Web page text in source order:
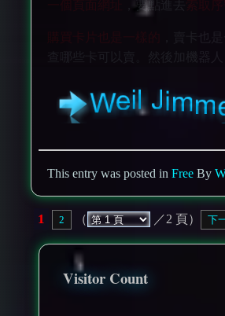
一個頁面網址 ，要點進去 索取序
購買卡片也是一樣的
This entry was posted inFree By
1 2 （ ／2 頁） 下
Visitor Count